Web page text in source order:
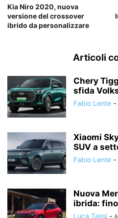
Kia Niro 2020, nuova
versione del crossover
ibrido da personalizzare
Articoli
Chery
sfida
Fabio Lente -
Xiaomi
SUV a
Fabio Lente -
Nuova
ibrida:
Luca Tassi -